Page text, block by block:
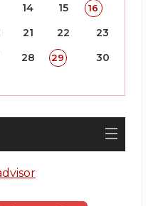
14 15 16
21 22
23
28 29
30